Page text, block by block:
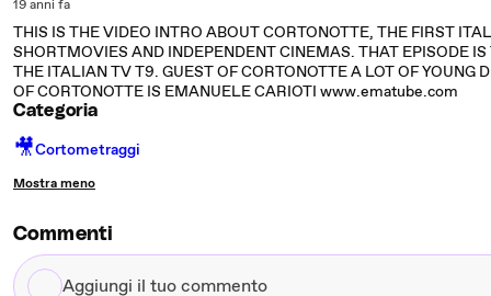
19 anni fa
THIS IS THE VIDEO INTRO ABOUT CORTONOTTE, THE FIRST
SHORTMOVIES AND INDEPENDENT CINEMAS. THAT EPISODE
THE ITALIAN TV T9. GUEST OF CORTONOTTE A LOT OF YOUNG
OF CORTONOTTE IS EMANUELE CARIOTI www.ematube.com
Categoria
🎥Cortometraggi
Mostra meno
Commenti